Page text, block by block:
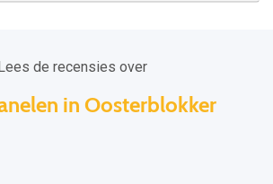
Lees de recensies over
in Oosterblokker